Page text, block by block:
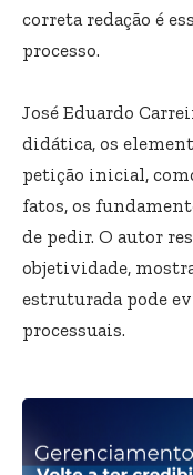
correta redação é
processo.
José Eduardo
didática, os
petição inicial,
fatos, os
de pedir. O autor
objetividade,
estruturada pode
processuais.